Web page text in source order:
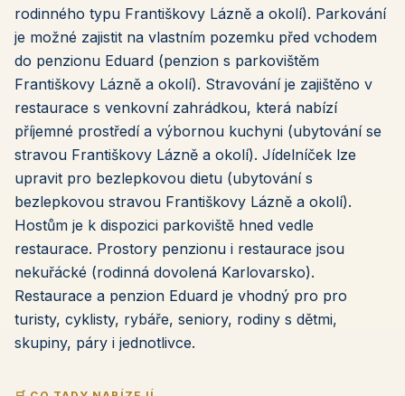
rodinného typu Františkovy Lázně a okolí). Parkování
je možné zajistit na vlastním pozemku před vchodem
do penzionu Eduard (penzion s parkovištěm
Františkovy Lázně a okolí). Stravování je zajištěno v
restaurace s venkovní zahrádkou, která nabízí
příjemné prostředí a výbornou kuchyni (ubytování se
stravou Františkovy Lázně a okolí). Jídelníček lze
upravit pro bezlepkovou dietu (ubytování s
bezlepkovou stravou Františkovy Lázně a okolí).
Hostům je k dispozici parkoviště hned vedle
restaurace. Prostory penzionu i restaurace jsou
nekuřácké (rodinná dovolená Karlovarsko).
Restaurace a penzion Eduard je vhodný pro pro
turisty, cyklisty, rybáře, seniory, rodiny s dětmi,
skupiny, páry i jednotlivce.